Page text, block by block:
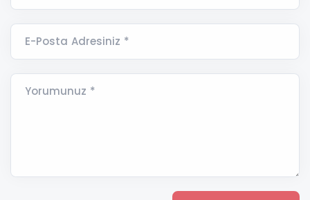
E-Posta Adresiniz *
Yorumunuz *